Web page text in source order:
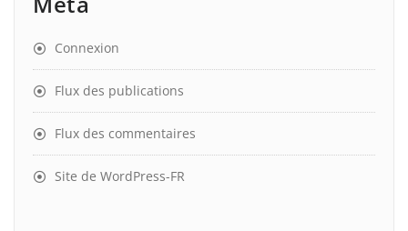
Connexion
Flux des publications
Flux des commentaires
Site de WordPress-FR